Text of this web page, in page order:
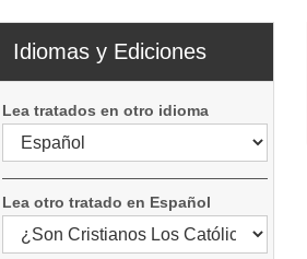
Idiomas y Ediciones
Lea tratados en otro idioma
Lea otro tratado en Español